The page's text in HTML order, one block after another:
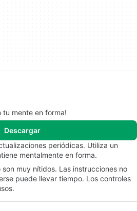
tu mente en forma!
Descargar
periódicas. Utiliza un
mentalmente en forma.
son muy nítidos. Las instrucciones no
puede llevar tiempo. Los controles